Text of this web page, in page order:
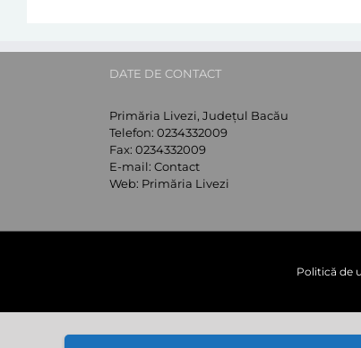
DATE DE CONTACT
Primăria Livezi, Județul Bacău
Telefon: 0234332009
Fax: 0234332009
E-mail: Contact
Web: Primăria Livezi
Politică de